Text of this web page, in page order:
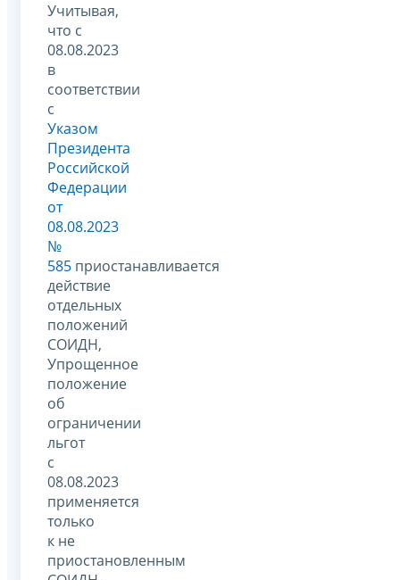
Учитывая,
что с
08.08.2023
в
соответствии
с
Указом
Президента
Российской
Федерации
от
08.08.2023
№
585 приостанавливается
действие
отдельных
положений
СОИДН,
Упрощенное
положение
об
ограничении
льгот
с
08.08.2023
применяется
только
к не
приостановленным